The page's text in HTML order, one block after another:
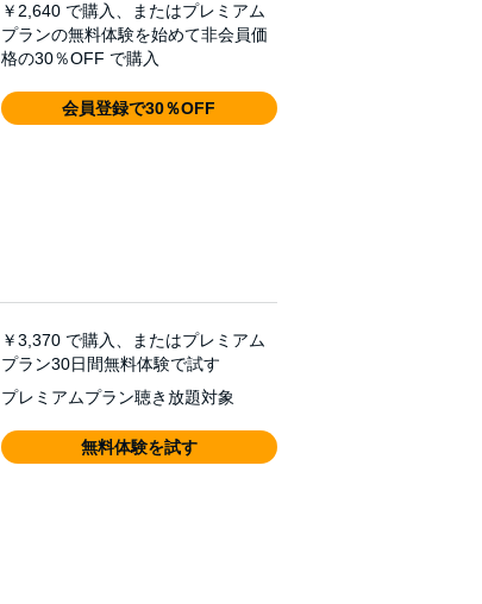
￥2,640 で購入、またはプレミアム
プランの無料体験を始めて非会員価
格の30％OFF で購入
会員登録で30％OFF
￥3,370 で購入、またはプレミアム
プラン30日間無料体験で試す
プレミアムプラン聴き放題対象
無料体験を試す